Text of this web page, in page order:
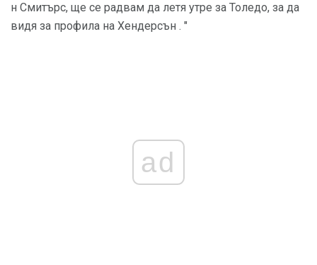
н Смитърс, ще се радвам да летя утре за Толедо, за да
видя за профила на Хендерсън . "
ad